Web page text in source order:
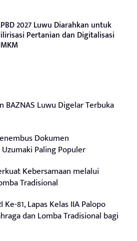
2027 Luwu Diarahkan untuk
Pertanian dan Digitalisasi
BAZNAS Luwu Digelar Terbuka
Dokumen
Paling Populer
Kebersamaan melalui
Tradisional
Ke-81, Lapas Kelas IIA Palopo
dan Lomba Tradisional bagi